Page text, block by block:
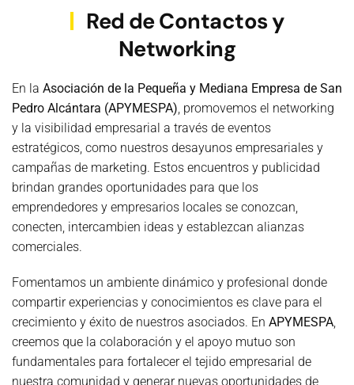
Red de Contactos y
Networking
En la Asociación de la Pequeña y Mediana Empresa de San
Pedro Alcántara (APYMESPA), promovemos el networking
y la visibilidad empresarial a través de eventos
estratégicos, como nuestros desayunos empresariales y
campañas de marketing. Estos encuentros y publicidad
brindan grandes oportunidades para que los
emprendedores y empresarios locales se conozcan,
conecten, intercambien ideas y establezcan alianzas
comerciales.
Fomentamos un ambiente dinámico y profesional donde
compartir experiencias y conocimientos es clave para el
crecimiento y éxito de nuestros asociados. En APYMESPA,
creemos que la colaboración y el apoyo mutuo son
fundamentales para fortalecer el tejido empresarial de
nuestra comunidad y generar nuevas oportunidades de